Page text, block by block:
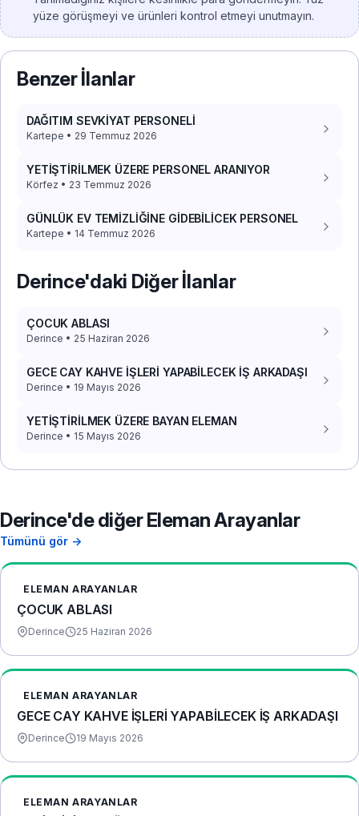
yüze görüşmeyi ve ürünleri kontrol etmeyi unutmayın.
Benzer İlanlar
DAĞITIM SEVKİYAT PERSONELİ
Kartepe • 29 Temmuz 2026
YETİŞTİRİLMEK ÜZERE PERSONEL ARANIYOR
Körfez • 23 Temmuz 2026
GÜNLÜK EV TEMİZLİĞİNE GİDEBİLİCEK PERSONEL
Kartepe • 14 Temmuz 2026
Derince'daki Diğer İlanlar
ÇOCUK ABLASI
Derince • 25 Haziran 2026
GECE CAY KAHVE İŞLERİ YAPABİLECEK İŞ ARKADAŞI
Derince • 19 Mayıs 2026
YETİŞTİRİLMEK ÜZERE BAYAN ELEMAN
Derince • 15 Mayıs 2026
Derince'de diğer Eleman Arayanlar
Tümünü gör →
ELEMAN ARAYANLAR
ÇOCUK ABLASI
Derince 25 Haziran 2026
ELEMAN ARAYANLAR
GECE CAY KAHVE İŞLERİ YAPABİLECEK İŞ ARKADAŞI
Derince 19 Mayıs 2026
ELEMAN ARAYANLAR